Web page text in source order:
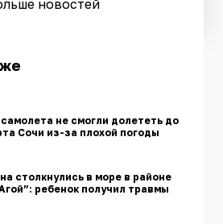
новостей
не смогли долететь до
Сочи из-за плохой погоды
столкнулись в море в районе
ребенок получил травмы